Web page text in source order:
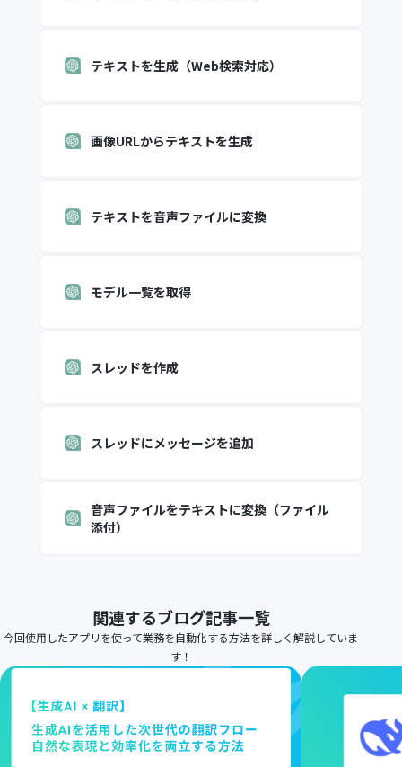
テキストを生成（Web検索対応）
画像URLからテキストを生成
テキストを音声ファイルに変換
モデル一覧を取得
スレッドを作成
スレッドにメッセージを追加
音声ファイルをテキストに変換（ファイル
添付）
関連するブログ記事一覧
今回使用したアプリを使って業務を自動化する方法を詳しく解説していま
す！